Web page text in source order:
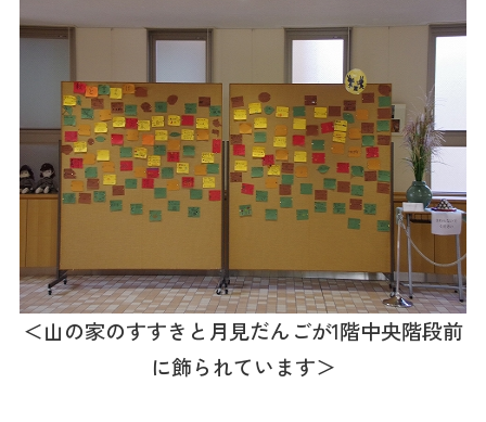
＜山の家のすすきと月見だんごが1階中央階段前
に飾られています＞